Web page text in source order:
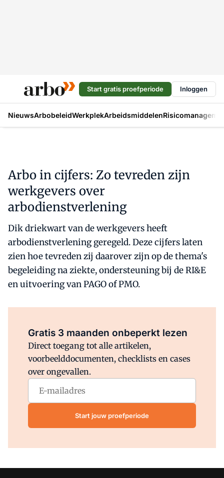
Start gratis proefperiode Inloggen
NieuwsArbobeleidWerkplekArbeidsmiddelen
Arbo in cijfers: Zo tevreden zijn
werkgevers over
arbodienstverlening
Dik driekwart van de werkgevers heeft
arbodienstverlening geregeld. Deze cijfers laten
zien hoe tevreden zij daarover zijn op de thema's
begeleiding na ziekte, ondersteuning bij de RI&E
en uitvoering van PAGO of PMO.
Gratis 3 maanden onbeperkt lezen
Direct toegang tot alle artikelen,
voorbeelddocumenten, checklists en cases
over ongevallen.
Start jouw proefperiode